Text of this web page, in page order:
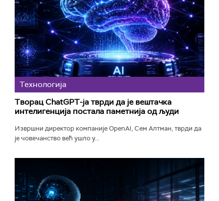
Технологијa
Творац ChatGPT-ја тврди да је вештачка
интелигенција постала паметнија од људи
Извршни директор компаније OpenAI, Сем Алтман, тврди да
је човечанство већ ушло у...